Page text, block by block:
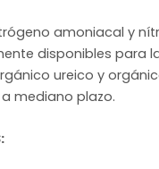
amoniacal y
disponibles para
ureico y
mediano plazo.